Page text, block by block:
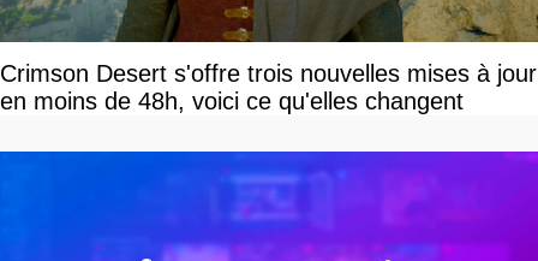
Crimson Desert s'offre trois nouvelles mises à jour
en moins de 48h, voici ce qu'elles changent